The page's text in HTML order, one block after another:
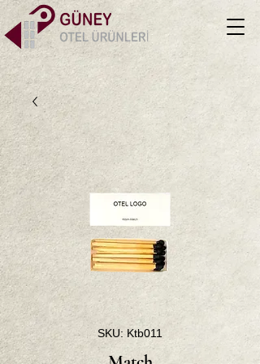
SKU: Ktb011